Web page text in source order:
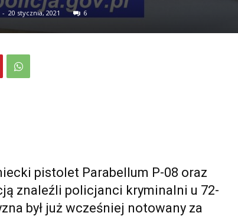
- 20 stycznia, 2021 6
pistolet Parabellum P-08 oraz
znaleźli policjanci kryminalni u 72-
był już wcześniej notowany za